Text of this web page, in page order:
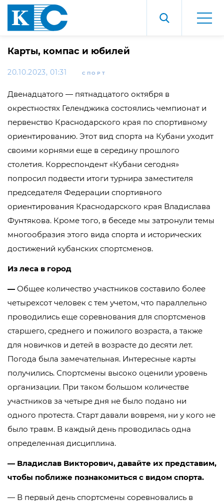
Карты, компас и юбилей
20.10.2023, 01:31 СПОРТ
Двенадцатого — пятнадцатого октября в
окрестностях Геленджика состоялись чемпионат и
первенство Краснодарского края по спортивному
ориентированию. Этот вид спорта на Кубани уходит
своими корнями еще в середину прошлого
столетия. Корреспондент «Кубани сегодня»
попросил подвести итоги турнира заместителя
председателя Федерации спортивного
ориентирования Краснодарского края Владислава
Фунтякова. Кроме того, в беседе мы затронули темы
многообразия этого вида спорта и исторических
достижений кубанских спортсменов.
Из леса в город
— Общее количество участников составило более
четырехсот человек с тем учетом, что параллельно
проводились еще соревнования для спортсменов
старшего, среднего и пожилого возраста, а также
для новичков и детей в возрасте до десяти лет.
Погода была замечательная. Интересные карты
получились. Спортсмены высоко оценили уровень
организации. При таком большом количестве
участников за четыре дня не было подано ни
одного протеста. Старт давали вовремя, ни у кого не
было травм. В каждый день проводилась одна
определенная дисциплина.
— Владислав Викторович, давайте их представим,
чтобы поближе познакомиться с видом спорта.
— В первый день спортсмены соревновались в